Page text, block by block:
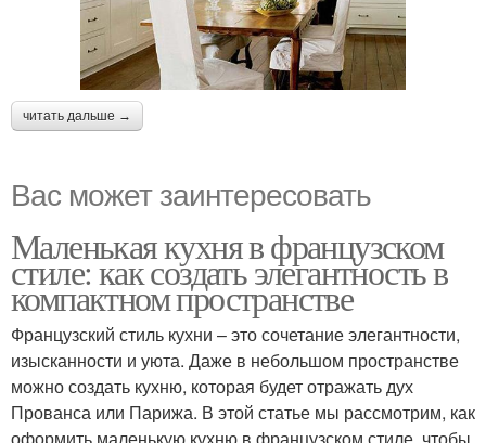
читать дальше →
Вас может заинтересовать
Маленькая кухня в французском
стиле: как создать элегантность в
компактном пространстве
Французский стиль кухни – это сочетание элегантности,
изысканности и уюта. Даже в небольшом пространстве
можно создать кухню, которая будет отражать дух
Прованса или Парижа. В этой статье мы рассмотрим, как